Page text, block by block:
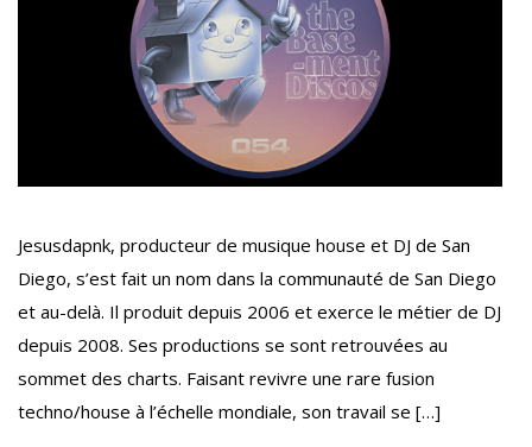
Jesusdapnk, producteur de musique house et DJ de San
Diego, s’est fait un nom dans la communauté de San Diego
et au-delà. Il produit depuis 2006 et exerce le métier de DJ
depuis 2008. Ses productions se sont retrouvées au
sommet des charts. Faisant revivre une rare fusion
techno/house à l’échelle mondiale, son travail se […]